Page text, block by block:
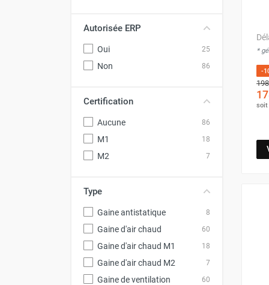
Déstratificateur industriel à pales
Déstratificateur industriel caréné
Déstratificateur de plafond design
Caisson d'Extraction VMC Collective
Caisson d'Extraction VMC tertiaire
Déshumidificateur d'air
Déshumidificateur mobile
professionnel
Déshumidificateur de maison et de
confort
Déshumidificateur à adsorption /
Déshydrateur
Humidificateur d'air
Purificateur d'air
Neutraliseur d'odeur
Autorisée ERP
Oui 25
Non 86
Certification
Aucune 86
M1 18
M2 7
Type
Gaine antistatique 8
Gaine d'air chaud 60
Gaine d'air chaud M1 18
Gaine d'air chaud M2 7
Gaine de ventilation 60
*
-
soit